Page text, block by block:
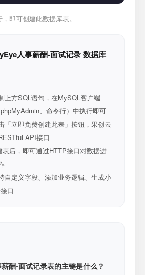
即可创建此数据库表。
人事薪酬-面试记录 数据库
上方SQL语句，在MySQL客户端
phpMyAdmin、命令行）中执行即可
「立即免费创建此表」按钮，果创云
API接口
表后，即可通过HTTP接口对数据进
自定义字段、添加业务逻辑、生成小
口
酬-面试记录表的主键是什么？